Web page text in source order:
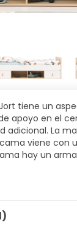
tiene un
apoyo en el
adicional. La
viene con
hay un